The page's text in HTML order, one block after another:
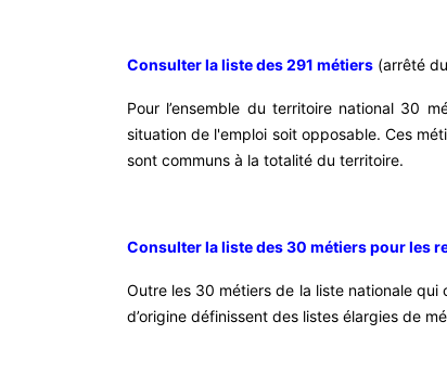
Consulter la liste des 291 métiers (arrêté
Pour l’ensemble du territoire national 30
situation de l'emploi soit opposable. Ces
sont communs à la totalité du territoire.
Consulter la liste des 30 métiers pour les
Outre les 30 métiers de la liste nationale
d’origine définissent des listes élargies de